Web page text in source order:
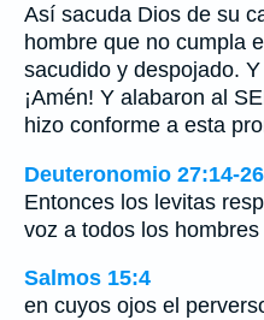
Así sacuda Dios de su
hombre que no cumpla
sacudido y despojado.
¡Amén! Y alabaron al
hizo conforme a esta
Deuteronomio 27:14-26
Entonces los levitas
voz a todos los
Salmos 15:4
en cuyos ojos el